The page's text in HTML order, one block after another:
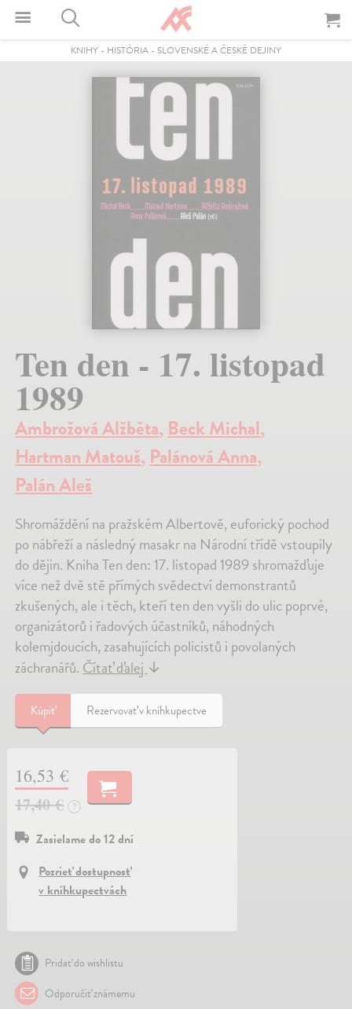
KNIHY - HISTÓRIA - SLOVENSKÉ A ČESKÉ DEJINY
Ten den - 17. listopad
1989
Ambrožová Alžběta,Beck Michal,
Hartman Matouš,Palánová Anna,
Palán Aleš
Shromáždění na pražském Albertově, euforický pochod
po nábřeží a následný masakr na Národní třídě vstoupily
do dějin. Kniha Ten den: 17. listopad 1989 shromažďuje
více než dvě stě přímých svědectví demonstrantů
zkušených, ale i těch, kteří ten den vyšli do ulic poprvé,
organizátorů i řadových účastníků, náhodných
kolemjdoucích, zasahujících policistů i povolaných
záchranářů.Čítať ďalej↓
Kúpiť Rezervovať v kníhkupectve
16,53 €
17,40 €
?
Zasielame do 12 dní
Pozrieť dostupnosť
v kníhkupectvách
Pridať do wishlistu
Odporučiť známemu